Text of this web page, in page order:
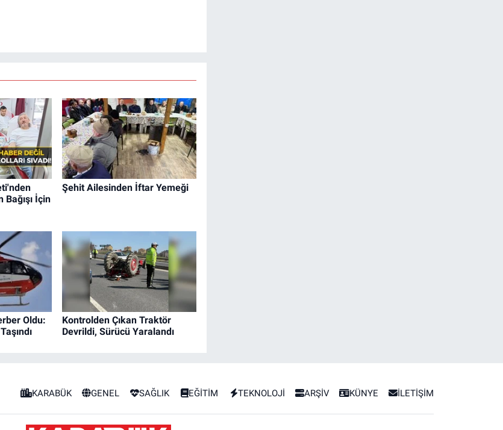
İçin
Şehit Ailesinden İftar Yemeği
Oldu:
Kontrolden Çıkan Traktör
Devrildi, Sürücü Yaralandı
KARABÜK GENEL SAĞLIK EĞİTİM TEKNOLOJİ ARŞİV KÜNYE İLETİŞİM